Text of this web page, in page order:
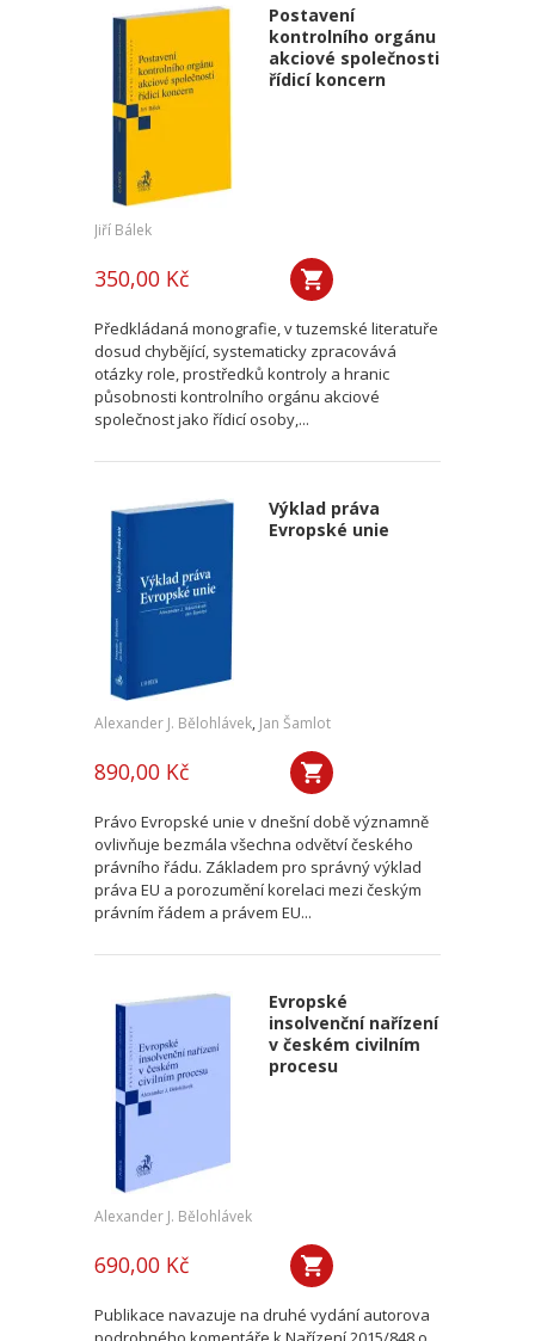
Postavení
kontrolního orgánu
akciové společnosti
řídicí koncern
Jiří Bálek
350,00 Kč
Předkládaná monografie, v tuzemské literatuře
dosud chybějící, systematicky zpracovává
otázky role, prostředků kontroly a hranic
působnosti kontrolního orgánu akciové
společnost jako řídicí osoby,...
Výklad práva
Evropské unie
Alexander J. Bělohlávek, Jan Šamlot
890,00 Kč
Právo Evropské unie v dnešní době významně
ovlivňuje bezmála všechna odvětví českého
právního řádu. Základem pro správný výklad
práva EU a porozumění korelaci mezi českým
právním řádem a právem EU...
Evropské
insolvenční nařízení
v českém civilním
procesu
Alexander J. Bělohlávek
690,00 Kč
Publikace navazuje na druhé vydání autorova